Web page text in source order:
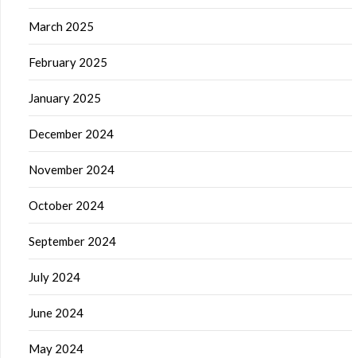
March 2025
February 2025
January 2025
December 2024
November 2024
October 2024
September 2024
July 2024
June 2024
May 2024